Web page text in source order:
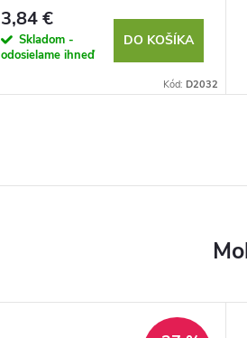
3,84 €
Skladom -
odosielame ihneď
DO KOŠÍKA
Kód: D2032